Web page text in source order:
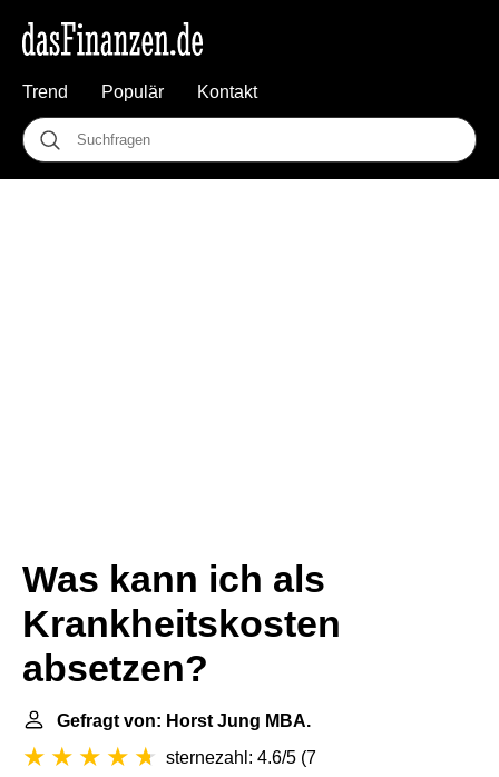
Trend Populär Kontakt
Was kann ich als
Krankheitskosten
absetzen?
Gefragt von: Horst Jung MBA.
sternezahl: 4.6/5 (7